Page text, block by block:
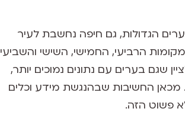
הגדולות, גם חיפה נחשבת לעיר
הרביעי, החמישי, השישי והשביעי
שגם בערים עם נתונים נמוכים יותר,
החשיבות שבהנגשת מידע וכלים
פשוט הזה.